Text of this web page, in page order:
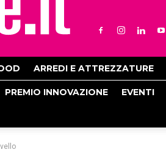
ARREDI E ATTREZZATURE
PREMIO INNOVAZIONE EVENTI